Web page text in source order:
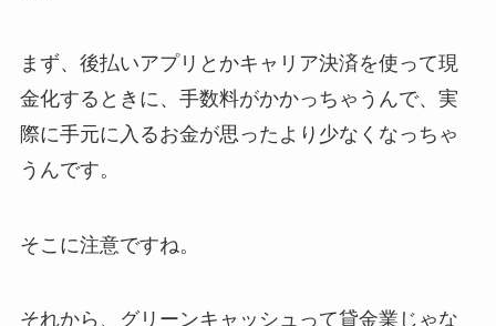
まず、後払いアプリとかキャリア決済を使って現
金化するときに、手数料がかかっちゃうんで、実
際に手元に入るお金が思ったより少なくなっちゃ
うんです。
そこに注意ですね。
それから、グリーンキャッシュって貸金業じゃな